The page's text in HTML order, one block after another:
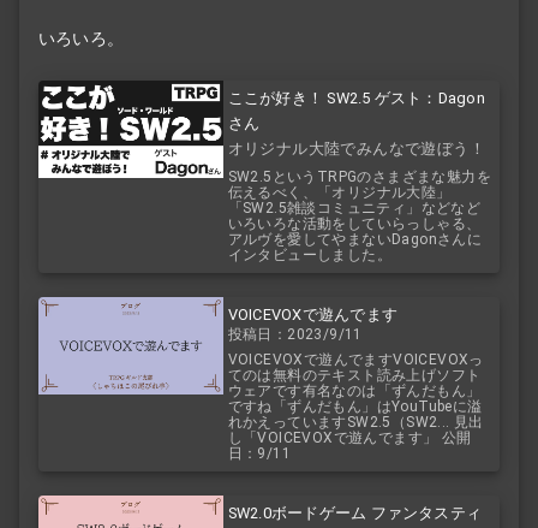
いろいろ。
ここが好き！ SW2.5 ゲスト：Dagon
さん
オリジナル大陸でみんなで遊ぼう！
SW2.5というTRPGのさまざまな魅力を
伝えるべく、「オリジナル大陸」
「SW2.5雑談コミュニティ」などなど
いろいろな活動をしていらっしゃる、
アルヴを愛してやまないDagonさんに
インタビューしました。
VOICEVOXで遊んでます
投稿日：2023/9/11
VOICEVOXで遊んでますVOICEVOXっ
てのは無料のテキスト読み上げソフト
ウェアです有名なのは「ずんだもん」
ですね「ずんだもん」はYouTubeに溢
れかえっていますSW2.5（SW2... 見出
し「VOICEVOXで遊んでます」 公開
日：9/11
SW2.0ボードゲーム ファンタスティ